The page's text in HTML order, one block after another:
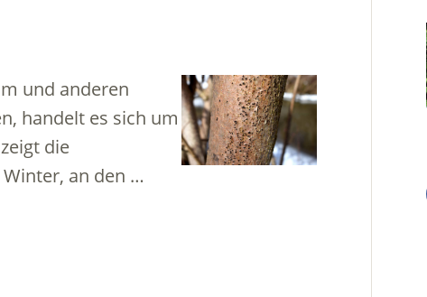
und anderen
handelt es sich um
die
an den …